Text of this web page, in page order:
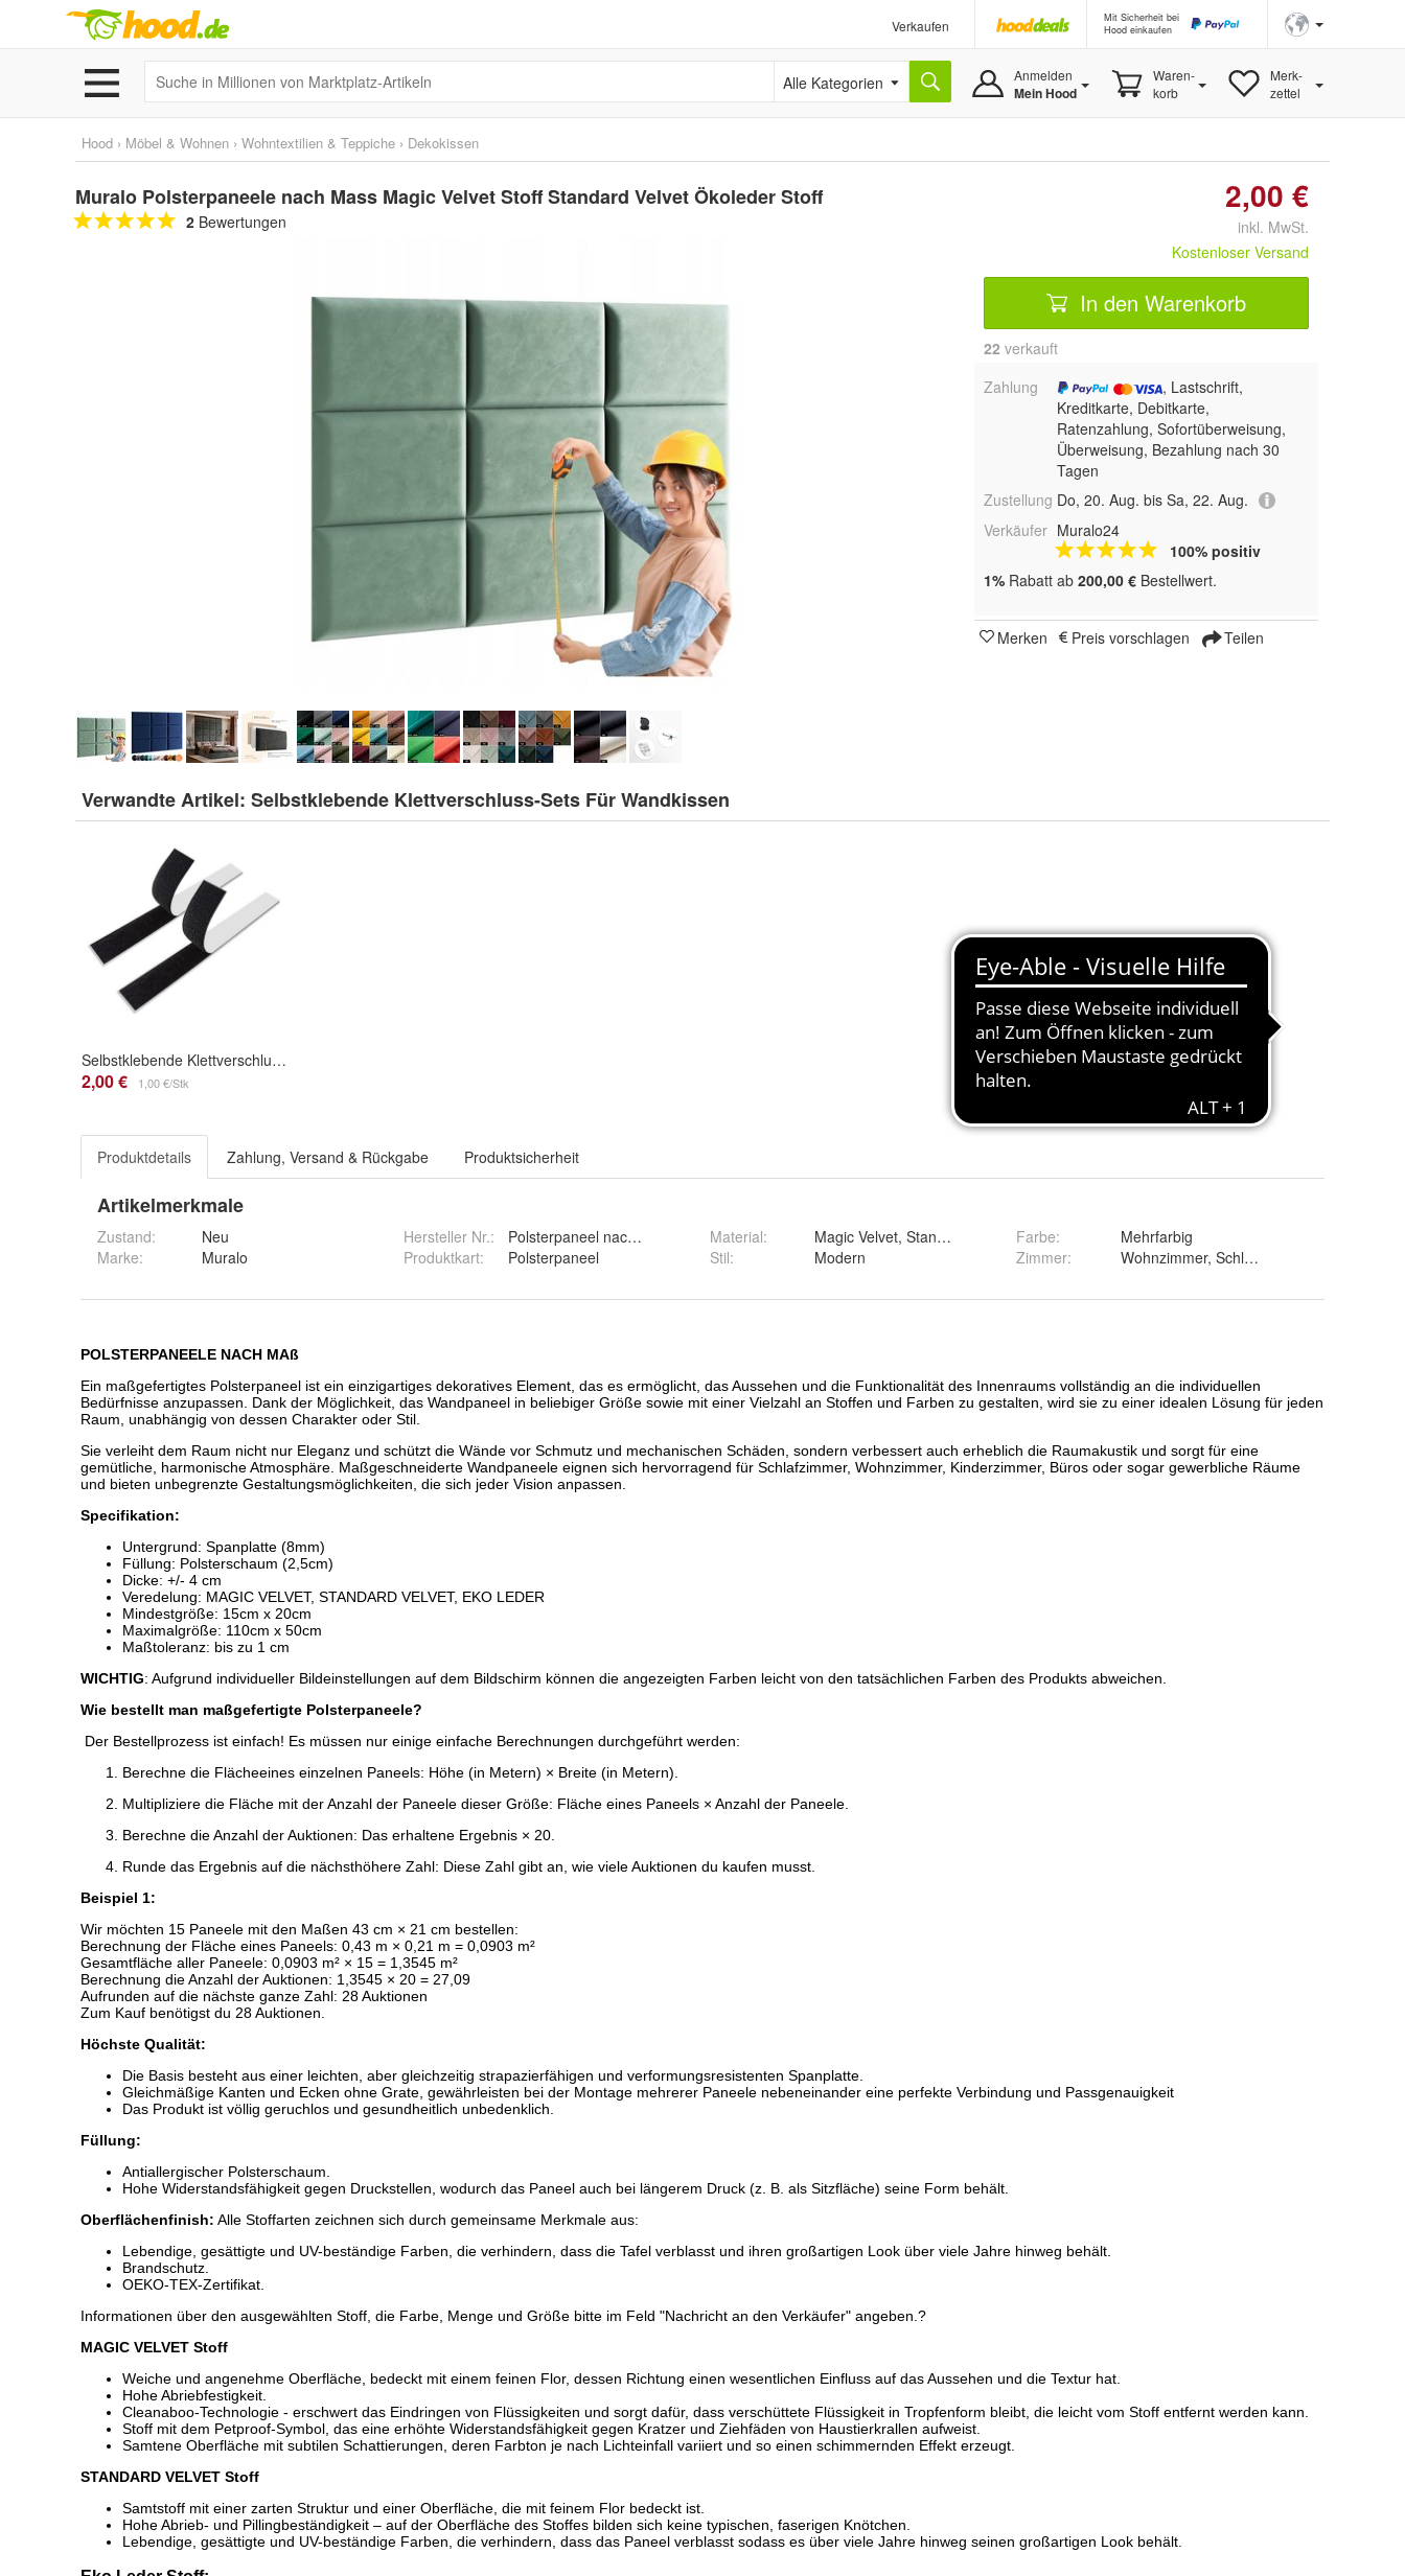
Verkaufen
Mit Sicherheit bei
Hood einkaufen
Alle Kategorien Anmelden
Mein Hood
Waren-
korb
Merk-
zettel
Hood › Möbel & Wohnen › Wohntextilien & Teppiche › Dekokissen
Muralo Polsterpaneele nach Mass Magic Velvet Stoff Standard Velvet Ökoleder Stoff
2 Bewertungen
2,00 €
inkl. MwSt.
Kostenloser Versand
In den Warenkorb
22 verkauft
Zahlung
, Lastschrift,
Kreditkarte, Debitkarte,
Ratenzahlung, Sofortüberweisung,
Überweisung, Bezahlung nach 30
Tagen
Zustellung Do, 20. Aug. bis Sa, 22. Aug.
Verkäufer Muralo24
100% positiv
1% Rabatt ab 200,00 € Bestellwert.
Merken Preis vorschlagen Teilen
Verwandte Artikel: Selbstklebende Klettverschluss-Sets Für Wandkissen
Selbstklebende Klettverschluss-Sets Für Wandkissen
2,00 € 1,00 €/Stk
Produktdetails Zahlung, Versand & Rückgabe Produktsicherheit
Artikelmerkmale
Zustand:
Neu
Marke:
Muralo
Hersteller Nr.:
Polsterpaneel nach Mass
Produktkart: Polsterpaneel
Material:
Magic Velvet, Standard Velvet, Ökoleder
Stil: Modern
Farbe:
Mehrfarbig
Zimmer: Wohnzimmer, Schlafzimmer, Büro,